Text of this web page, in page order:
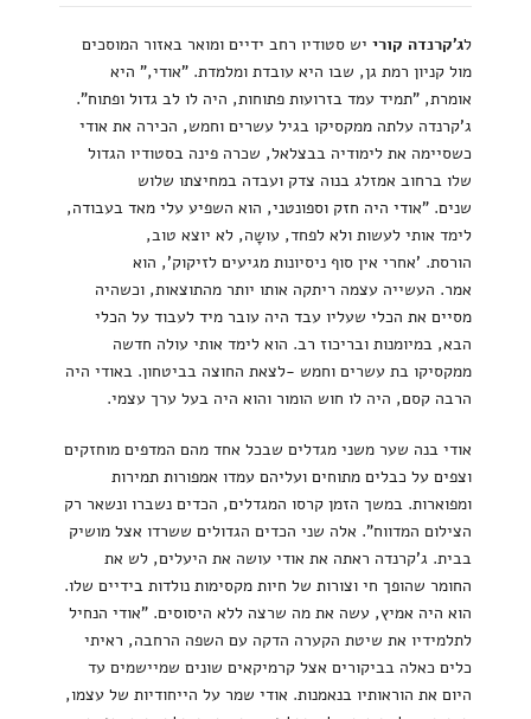
לג'קרנדה קורייש סטודיו רחב ידיים ומואר באזור המוסכים
מול קניון רמת גן, שבו היא עובדת ומלמדת. "אודי," היא
אומרת, "תמיד עמד בזרועות פתוחות, היה לו לב גדול ופתוח".
ג'קרנדה עלתה ממקסיקו בגיל עשרים וחמש, הכירה את אודי
כשסיימה את לימודיה בבצלאל, שכרה פינה בסטודיו הגדול
שלו ברחוב אמזלג בנוה צדק ועבדה במחיצתו שלוש
שנים. "אודי היה חזק וספונטני, הוא השפיע עלי מאד בעבודה,
לימד אותי לעשות ולא לפחד, עושָה, לא יוצא טוב,
הורסת. 'אחרי אין סוף ניסיונות מגיעים לזיקוק', הוא
אמר. העשייה עצמה ריתקה אותו יותר מהתוצאות, וכשהיה
מסיים את הכלי שעליו עבד היה עובר מיד לעבוד על הכלי
הבא, במיומנות ובריכוז רב. הוא לימד אותי עולה חדשה
ממקסיקו בת עשרים וחמש -לצאת החוצה בביטחון. באודי היה
הרבה קסם, היה לו חוש הומור והוא היה בעל ערך עצמי.
אודי בנה שער משני מגדלים שבכל אחד מהם המדפים מוחזקים
וצפים על כבלים מתוחים ועליהם עמדו אמפורות תמירות
ומפוארות. במשך הזמן קרסו המגדלים, הכדים נשברו ונשאר רק
הצילום המדווח". אלה שני הכדים הגדולים ששרדו אצל מושיק
בבית. ג'קרנדה ראתה את אודי עושה את היעלים, לש את
החומר שהופך חי וצורות של חיות מקסימות נולדות בידיים שלו.
הוא היה אמיץ, עשה את מה שרצה ללא היסוסים. "אודי הנחיל
לתלמידיו את שיטת הקערה הדקה עם השפה הרחבה, ראיתי
כלים כאלה בביקורים אצל קרמיקאים שונים שמיישמים עד
היום את הוראותיו בנאמנות. אודי שמר על הייחודיות של עצמו,